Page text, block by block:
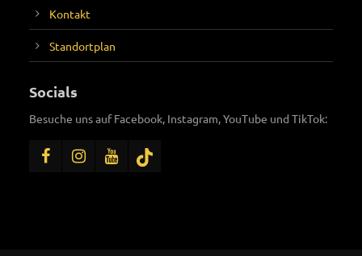
Kontakt
Standortplan
Socials
Besuche uns auf Facebook, Instagram, YouTube und TikTok: